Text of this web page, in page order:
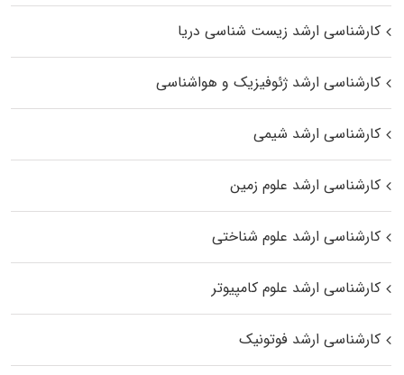
کارشناسی ارشد زیست‌ شناسی دریا
کارشناسی ارشد ژئوفیزیک و هواشناسی
کارشناسی ارشد شیمی
کارشناسی ارشد علوم زمین
کارشناسی ارشد علوم شناختی
کارشناسی ارشد علوم کامپیوتر
کارشناسی ارشد فوتونیک